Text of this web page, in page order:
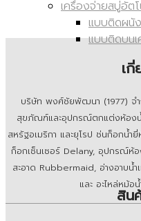
เครื่องจ่ายสบู่อัต
แบบติดผนัง
แบบติดบนเ
เกี่
บริษัท พงศ์ชัยพัฒนา (1977) จำกั
สุขภัณฑ์และอุปกรณ์ตกแต่งห้องน้
สหรัฐอเมริกา และยุโรป ช่นก็อกน้
ก็อกเซ็นเซอร์ Delany, อุปกรณ์ห้
สะอาด Rubbermaid, อ่างอาบน้
และ อะไหล่หม้
สิน